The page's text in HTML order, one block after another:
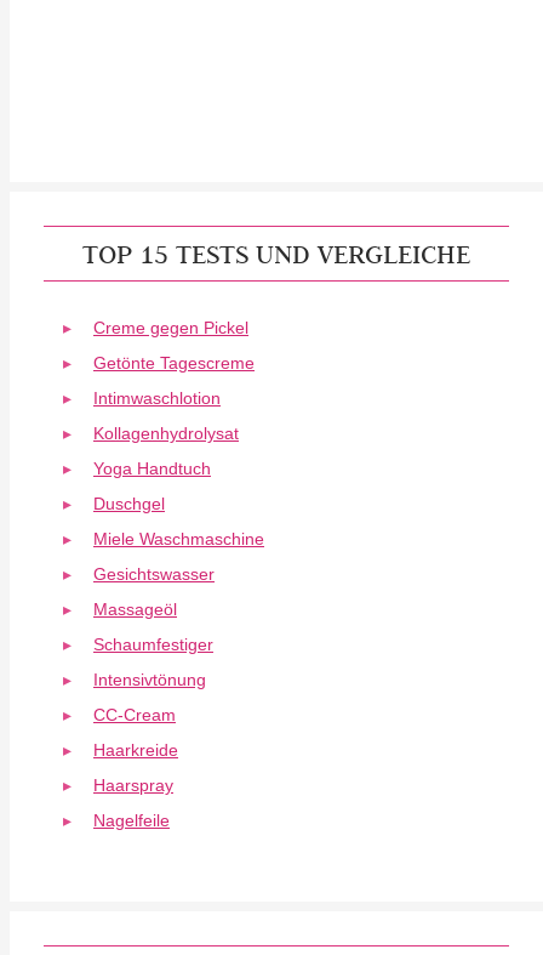
TOP 15 TESTS UND VERGLEICHE
Creme gegen Pickel
Getönte Tagescreme
Intimwaschlotion
Kollagenhydrolysat
Yoga Handtuch
Duschgel
Miele Waschmaschine
Gesichtswasser
Massageöl
Schaumfestiger
Intensivtönung
CC-Cream
Haarkreide
Haarspray
Nagelfeile